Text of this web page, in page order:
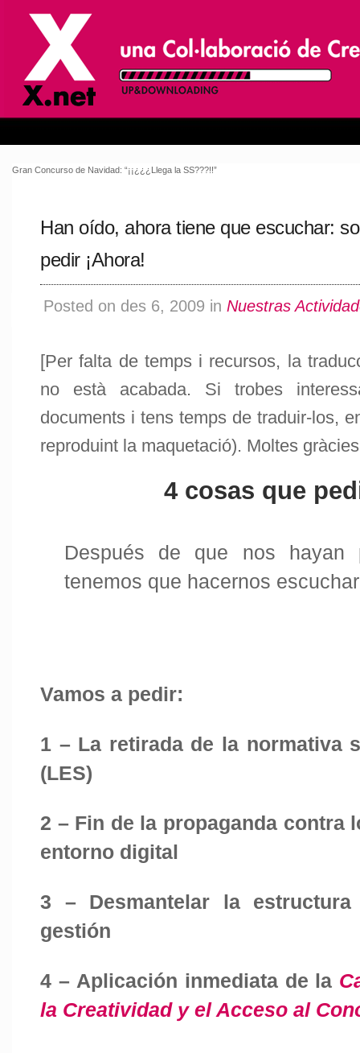
Gran Concurso de Navidad: “¡¡¿¿¿Llega la SS???!!”
Han oído, ahora tiene que escuchar:
pedir ¡Ahora!
Posted on des 6, 2009 in Nuestras
[Per falta de temps i recursos, la
no està acabada. Si trobes
documents i tens temps de traduir-los,
reproduint la maquetació). Moltes
4 cosas que
Después de que nos
tenemos que hacernos
Vamos a pedir:
1 – La retirada de la normativa
(LES)
2 – Fin de la propaganda contra
entorno digital
3 – Desmantelar la
gestión
4 – Aplicación inmediata de la
la Creatividad y el Acceso al